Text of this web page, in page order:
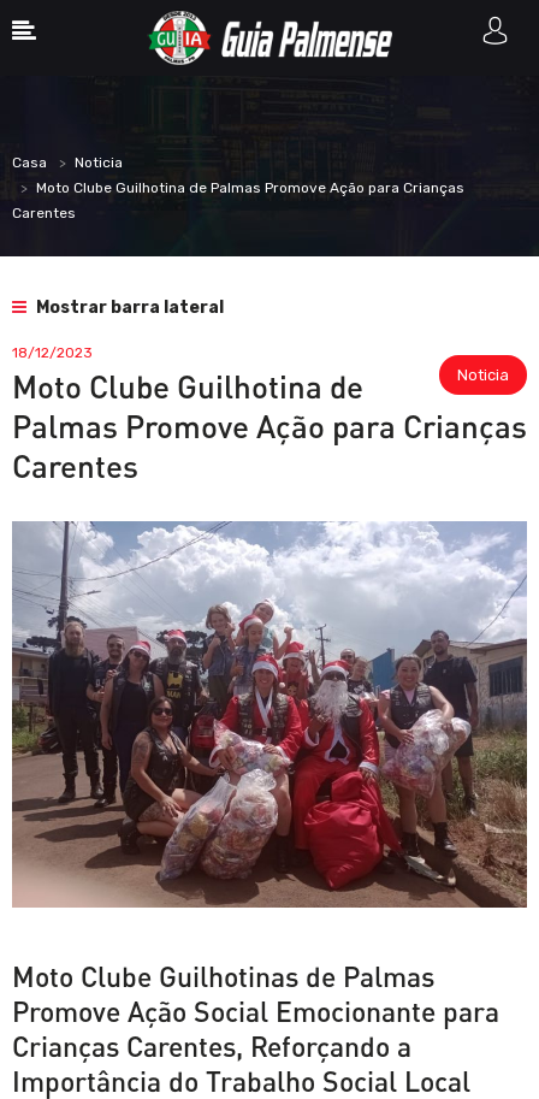
Casa
Noticia
Moto Clube Guilhotina de Palmas Promove Ação para Crianças
Carentes
Mostrar barra lateral
Noticia
18/12/2023
Moto Clube Guilhotina de
Palmas Promove Ação para Crianças
Carentes
Moto Clube Guilhotinas de Palmas
Promove Ação Social Emocionante para
Crianças Carentes, Reforçando a
Importância do Trabalho Social Local